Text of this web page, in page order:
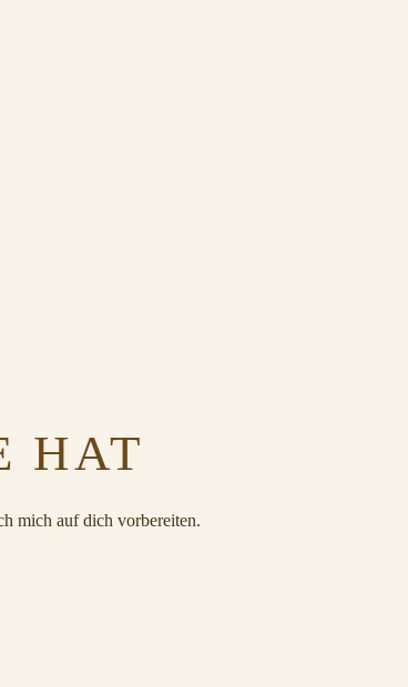
HAT
mich auf dich vorbereiten.